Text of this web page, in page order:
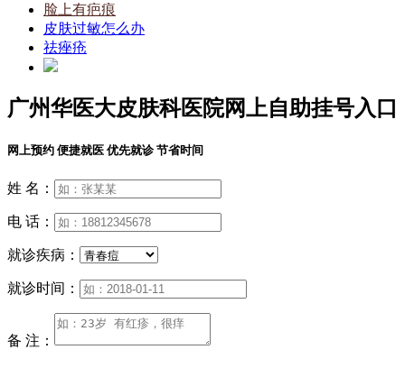
脸上有疤痕
皮肤过敏怎么办
祛痤疮
广州华医大皮肤科医院网上自助挂号入口
网上预约 便捷就医 优先就诊 节省时间
姓 名：
电 话：
就诊疾病：
就诊时间：
备 注：